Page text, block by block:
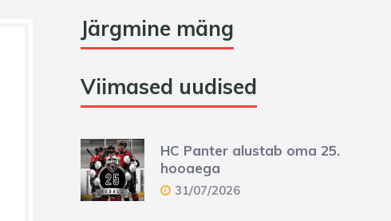
Järgmine mäng
Viimased uudised
HC Panter alustab oma 25.
hooaega
31/07/2026